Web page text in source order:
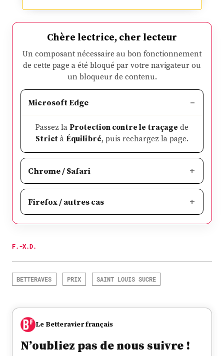
Chère lectrice, cher lecteur
Un composant nécessaire au bon fonctionnement
de cette page a été bloqué par votre navigateur ou
un bloqueur de contenu.
Microsoft Edge
Passez laProtection contre le traçage de
StrictàÉquilibré, puis rechargez la page.
Chrome / Safari
Firefox / autres cas
F.-X.D.
BETTERAVES PRIX SAINT LOUIS SUCRE
Le Betteravier français
N’oubliez pas de nous suivre !